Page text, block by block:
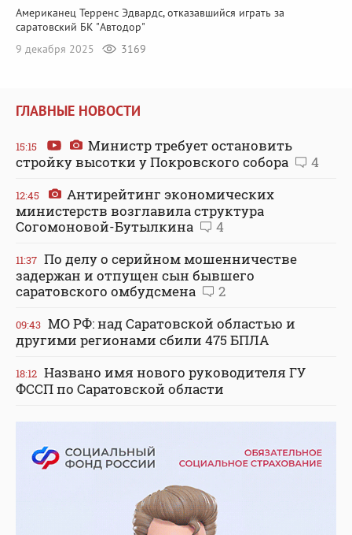
Американец Терренс Эдвардс, отказавшийся играть за
саратовский БК "Автодор"
9 декабря 2025
3169
ГЛАВНЫЕ НОВОСТИ
15:15
Министр требует остановить
стройку высотки у Покровского собора
4
12:45
Антирейтинг экономических
министерств возглавила структура
Согомоновой-Бутылкина
4
11:37 По делу о серийном мошенничестве
задержан и отпущен сын бывшего
саратовского омбудсмена
2
09:43 МО РФ: над Саратовской областью и
другими регионами сбили 475 БПЛА
18:12 Названо имя нового руководителя ГУ
ФССП по Саратовской области